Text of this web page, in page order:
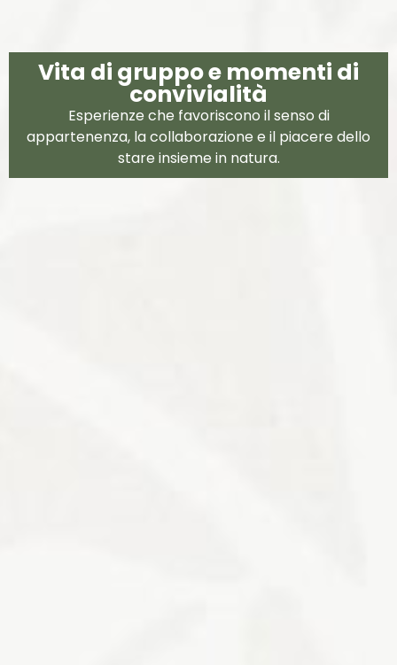
Vita di gruppo e momenti di
convivialità
Esperienze che favoriscono il senso di
appartenenza, la collaborazione e il piacere dello
stare insieme in natura.